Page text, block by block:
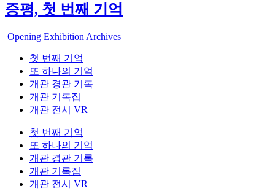
증평, 첫 번째 기억
Opening Exhibition Archives
첫 번째 기억
또 하나의 기억
개관 경관 기록
개관 기록집
개관 전시 VR
첫 번째 기억
또 하나의 기억
개관 경관 기록
개관 기록집
개관 전시 VR